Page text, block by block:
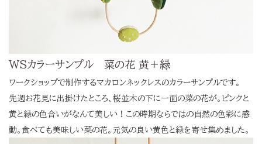
WSカラーサンプル 菜の花 黄＋緑
ワークショップで制作するマカロンネックレスのカラーサンプルです。
先週お花見に出掛けたところ、桜並木の下に一面の菜の花が。ピンクと
黄と緑の色合いがなんて美しい！この時期ならではの自然の色彩に感
動。食べても美味しい菜の花。元気の良い黄色と緑を寄せ集めました。